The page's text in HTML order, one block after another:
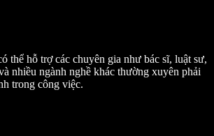
thể hỗ trợ các chuyên gia như bác sĩ, luật sư,
nhiều ngành nghề khác thường xuyên phải
trong công việc.